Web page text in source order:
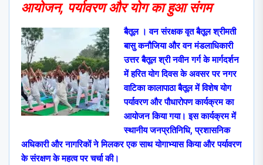
आयोजन, पर्यावरण और योग का हुआ संगम
बैतूल । वन संरक्षक वृत बैतूल श्रीमती
बासु कनौजिया और वन मंडलाधिकारी
उत्तर बैतूल श्री नवीन गर्ग के मार्गदर्शन
में हरित योग दिवस के अवसर पर नगर
वाटिका कालापाठा बैतूल में विशेष योग
पर्यावरण और पौधारोपण कार्यक्रम का
आयोजन किया गया। इस कार्यक्रम में
स्थानीय जनप्रतिनिधि, प्रशासनिक
अधिकारी और नागरिकों ने मिलकर एक साथ योगाभ्यास किया और पर्यावरण
के संरक्षण के महत्व पर चर्चा की।